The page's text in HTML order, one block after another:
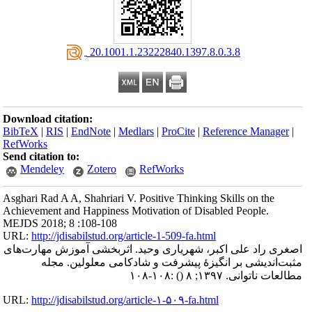
‎ 20.1001.1.23222840.1397.8.0.3.8
Download citation:
BibTeX |RIS |EndNote |Medlars |ProCite |Reference Manager
RefWorks
Send citation to:
Mendeley
Zotero RefWorks
Asghari Rad A A, Shahriari V. Positive Thinking Skills on the
Achievement and Happiness Motivation of Disabled People.
MEJDS 2018; 8 :108-108
URL:http://jdisabilstud.org/article-1-509-fa.html
اصغری راد علی اکبر، شهریاری وحید. اثربخشی آموزش مهارت‌های
مثبت‌اندیشی بر انگیزۀ پیشرفت و شادکامی معلولین. مجله
مطالعات ناتوانی. ۱۳۹۷; ۸
() :۱۰۸-۱۰۸
URL:http://jdisabilstud.org/article-۱-۵۰۹-fa.html